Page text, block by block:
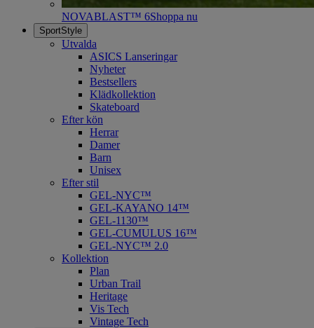
NOVABLAST™ 6Shoppa nu
SportStyle
Utvalda
ASICS Lanseringar
Nyheter
Bestsellers
Klädkollektion
Skateboard
Efter kön
Herrar
Damer
Barn
Unisex
Efter stil
GEL-NYC™
GEL-KAYANO 14™
GEL-1130™
GEL-CUMULUS 16™
GEL-NYC™ 2.0
Kollektion
Plan
Urban Trail
Heritage
Vis Tech
Vintage Tech